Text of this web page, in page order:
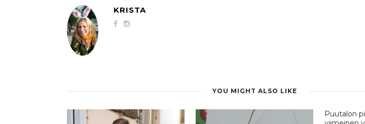
KRISTA
YOU MIGHT ALSO LIKE
Puutalon